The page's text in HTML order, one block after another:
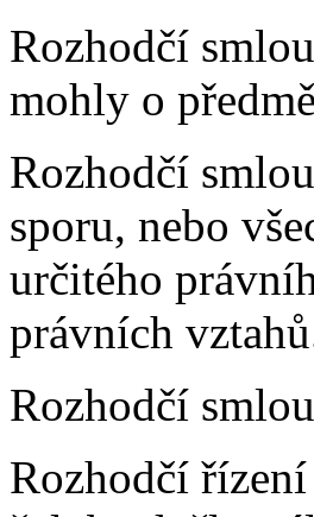
Rozhodčí
mohly o
Rozhodčí
sporu, nebo
určitého
právních
Rozhodčí
Rozhodčí